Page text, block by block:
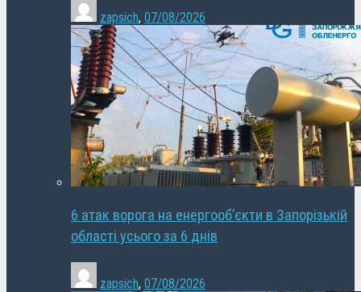
zapsich, 07/08/2026
6 атак ворога на енергооб’єкти в Запорізькій
області усього за 6 днів
zapsich, 07/08/2026